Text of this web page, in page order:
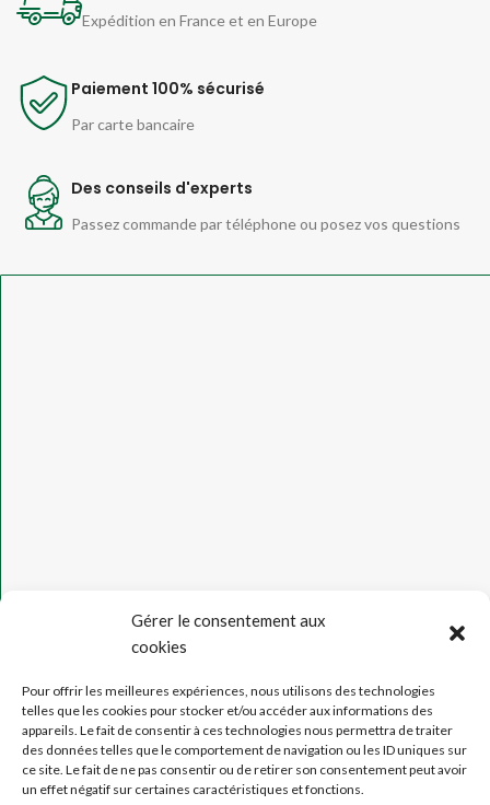
Gérer le consentement aux
cookies
Pour offrir les meilleures expériences, nous utilisons des technologies
telles que les cookies pour stocker et/ou accéder aux informations des
appareils. Le fait de consentir à ces technologies nous permettra de traiter
des données telles que le comportement de navigation ou les ID uniques sur
ce site. Le fait de ne pas consentir ou de retirer son consentement peut avoir
un effet négatif sur certaines caractéristiques et fonctions.
Expédition en France et en Europe
Paiement 100% sécurisé
Par carte bancaire
Des conseils d'experts
Passez commande par téléphone ou posez vos questions
avis
!
MENTION